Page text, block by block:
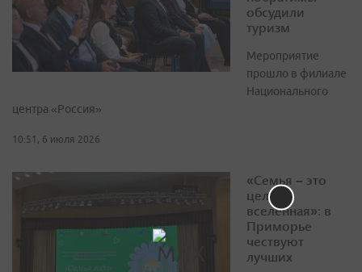
обсудили
туризм
Мероприятие
прошло в филиале
Национального
центра «Россия»
10:51, 6 июля 2026
«Семья – это
целая
вселенная»: в
Приморье
чествуют
лучших